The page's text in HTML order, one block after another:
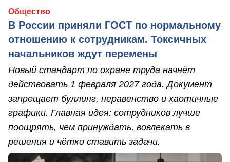
Общество
В России приняли ГОСТ по нормальному
отношению к сотрудникам. Токсичных
начальников ждут перемены
Новый стандарт по охране труда начнёт
действовать 1 февраля 2027 года. Документ
запрещает буллинг, неравенство и хаотичные
графики. Главная идея: сотрудников лучше
поощрять, чем принуждать, вовлекать в
решения и чётко ставить задачи.